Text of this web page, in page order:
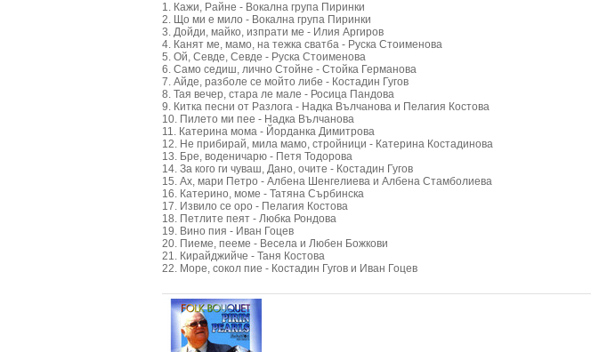
1. Кажи, Райне - Вокална група Пиринки
2. Що ми е мило - Вокална група Пиринки
3. Дойди, майко, изпрати ме - Илия Аргиров
4. Канят ме, мамо, на тежка сватба - Руска Стоименова
5. Ой, Севде, Севде - Руска Стоименова
6. Само седиш, лично Стойне - Стойка Германова
7. Айде, разболе се мойто либе - Костадин Гугов
8. Тая вечер, стара ле мале - Росица Пандова
9. Китка песни от Разлога - Надка Вълчанова и Пелагия Костова
10. Пилето ми пее - Надка Вълчанова
11. Катерина мома - Йорданка Димитрова
12. Не прибирай, мила мамо, стройници - Катерина Костадинова
13. Бре, воденичарю - Петя Тодорова
14. За кого ги чуваш, Дано, очите - Костадин Гугов
15. Ах, мари Петро - Албена Шенгелиева и Албена Стамболиева
16. Катерино, моме - Татяна Сърбинска
17. Извило се оро - Пелагия Костова
18. Петлите пеят - Любка Рондова
19. Вино пия - Иван Гоцев
20. Пиеме, пееме - Весела и Любен Божкови
21. Кирайджийче - Таня Костова
22. Море, сокол пие - Костадин Гугов и Иван Гоцев